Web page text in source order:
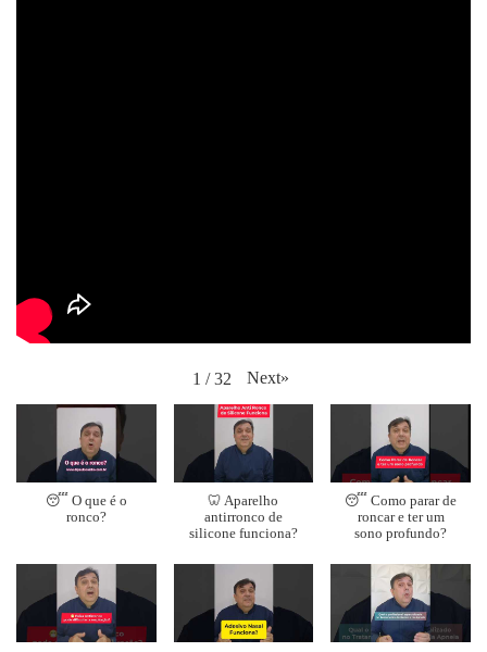
1 / 32 Next»
😴 O que é o
ronco?
🦷 Aparelho
antirronco de
silicone funciona?
😴 Como parar de
roncar e ter um
sono profundo?